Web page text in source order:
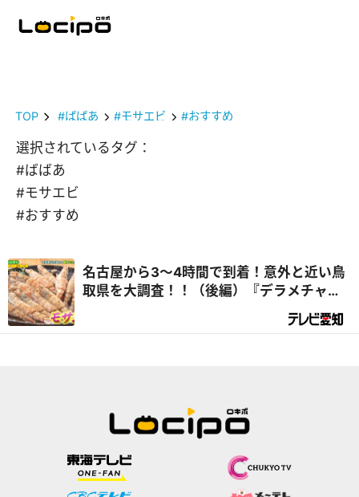
TOP #ばばあ #モサエビ #おすすめ
選択されているタグ：
#ばばあ
#モサエビ
#おすすめ
名古屋から3～4時間で到着！意外と近い鳥
取県を大調査！！（後編）『デラメチャ気